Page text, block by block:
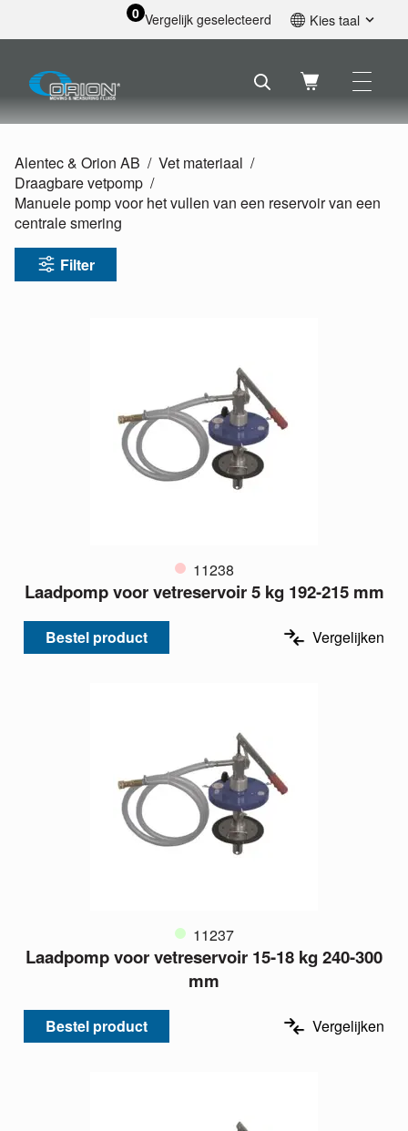
0 Vergelijk geselecteerd Kies taal
Svenska
Français
Nederlands
Русский
Alentec & Orion AB
Vet materiaal
Draagbare vetpomp
Manuele pomp voor het vullen van een reservoir van een
centrale smering
Filter
11238
Laadpomp voor vetreservoir 5 kg 192-215 mm
Bestel product Vergelijken
11237
Laadpomp voor vetreservoir 15-18 kg 240-300
mm
Bestel product Vergelijken